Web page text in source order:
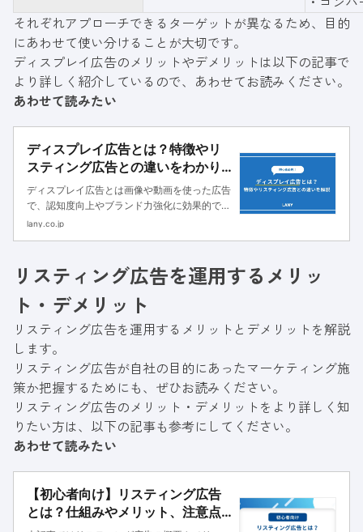
それぞれアプローチできるターゲットが異なるため、目的
にあわせて使い分けることが大切です。
ディスプレイ広告のメリットやデメリットは以下の記事で
より詳しく紹介しているので、あわせてお読みください。
あわせて読みたい
ディスプレイ広告とは？特徴やリ
スティング広告との違いをわかり
やすく解説
ディスプレイ広告とは画像や動画を使った広告
で、認知度向上やブランド力強化に効果的で
す。本記事ではディスプレイ広告の種類やメリ
lany.co.jp
リスティング広告を運用するメリッ
ト・デメリット
リスティング広告を運用するメリットとデメリットを解説
します。
リスティング広告が自社の目的にあったマーケティング施
策か把握するためにも、ぜひお読みください。
リスティング広告のメリット・デメリットをより詳しく知
りたい方は、以下の記事も参考にしてください。
あわせて読みたい
【初心者向け】リスティング広告
とは？仕組みやメリット、注意点